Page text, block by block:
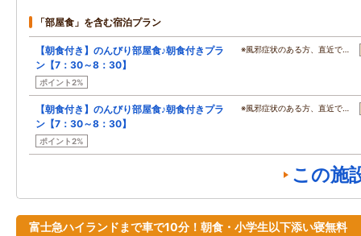
「部屋食」を含む宿泊プラン
【朝食付き】のんびり部屋食♪朝食付きプラ
ン【7：30～8：30】
ポイント2%
※風邪症状のある方、直近で…
【朝食付き】のんびり部屋食♪朝食付きプラ
ン【7：30～8：30】
ポイント2%
※風邪症状のある方、直近で…
この施
富士急ハイランドまで車で10分！朝食・小学生以下添い寝無料